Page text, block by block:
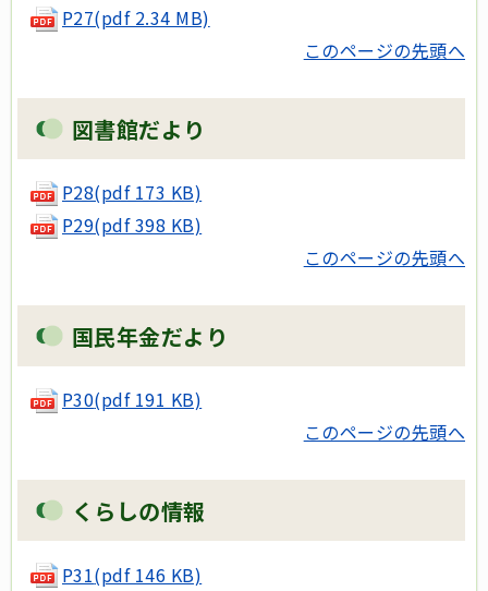
P27(pdf 2.34 MB)
このページの先頭へ
図書館だより
P28(pdf 173 KB)
P29(pdf 398 KB)
このページの先頭へ
国民年金だより
P30(pdf 191 KB)
このページの先頭へ
くらしの情報
P31(pdf 146 KB)